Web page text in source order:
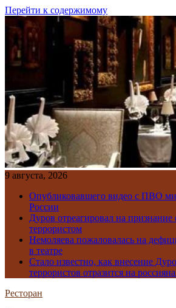
Перейти к содержимому
9 августа, 2026
Опубликовавшего видео с ПВО
России
Дуров отреагировал на признание
террористом
Немоляева пожаловалась на
в театре
Стало известно, как внесение
террористов отразится на
Ресторан